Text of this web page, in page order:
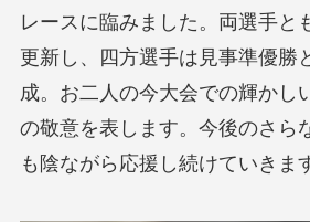
レースに臨みました。両選手と
更新し、四方選手は見事準優勝
成。お二人の今大会での輝かし
の敬意を表します。今後のさら
も陰ながら応援し続けていきま